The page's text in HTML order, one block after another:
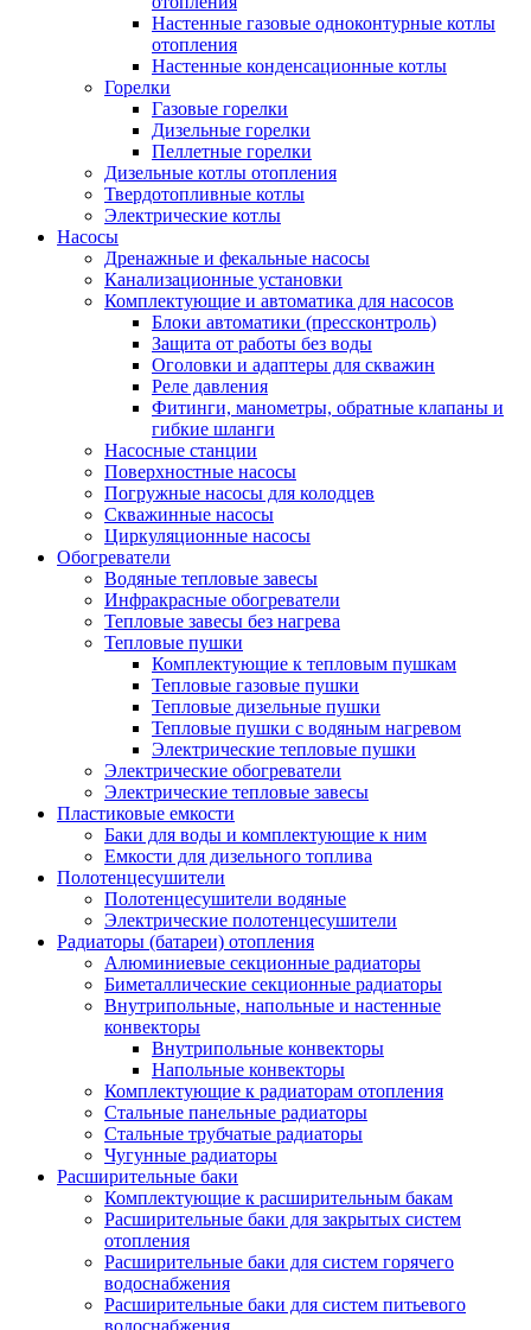
Настенные газовые одноконтурные котлы
отопления
Настенные конденсационные котлы
Горелки
Газовые горелки
Дизельные горелки
Пеллетные горелки
Дизельные котлы отопления
Твердотопливные котлы
Электрические котлы
Насосы
Дренажные и фекальные насосы
Канализационные установки
Комплектующие и автоматика для насосов
Блоки автоматики (прессконтроль)
Защита от работы без воды
Оголовки и адаптеры для скважин
Реле давления
Фитинги, манометры, обратные клапаны и
гибкие шланги
Насосные станции
Поверхностные насосы
Погружные насосы для колодцев
Скважинные насосы
Циркуляционные насосы
Обогреватели
Водяные тепловые завесы
Инфракрасные обогреватели
Тепловые завесы без нагрева
Тепловые пушки
Комплектующие к тепловым пушкам
Тепловые газовые пушки
Тепловые дизельные пушки
Тепловые пушки с водяным нагревом
Электрические тепловые пушки
Электрические обогреватели
Электрические тепловые завесы
Пластиковые емкости
Баки для воды и комплектующие к ним
Емкости для дизельного топлива
Полотенцесушители
Полотенцесушители водяные
Электрические полотенцесушители
Радиаторы (батареи) отопления
Алюминиевые секционные радиаторы
Биметаллические секционные радиаторы
Внутрипольные, напольные и настенные
конвекторы
Внутрипольные конвекторы
Напольные конвекторы
Комплектующие к радиаторам отопления
Стальные панельные радиаторы
Стальные трубчатые радиаторы
Чугунные радиаторы
Расширительные баки
Комплектующие к расширительным бакам
Расширительные баки для закрытых систем
отопления
Расширительные баки для систем горячего
водоснабжения
Расширительные баки для систем питьевого
водоснабжения